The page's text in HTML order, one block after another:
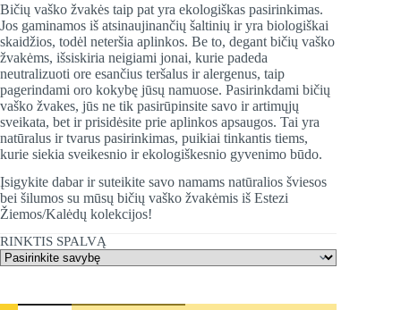
Bičių vaško žvakės taip pat yra ekologiškas pasirinkimas.
Jos gaminamos iš atsinaujinančių šaltinių ir yra biologiškai
skaidžios, todėl neteršia aplinkos. Be to, degant bičių vaško
žvakėms, išsiskiria neigiami jonai, kurie padeda
neutralizuoti ore esančius teršalus ir alergenus, taip
pagerindami oro kokybę jūsų namuose. Pasirinkdami bičių
vaško žvakes, jūs ne tik pasirūpinsite savo ir artimųjų
sveikata, bet ir prisidėsite prie aplinkos apsaugos. Tai yra
natūralus ir tvarus pasirinkimas, puikiai tinkantis tiems,
kurie siekia sveikesnio ir ekologiškesnio gyvenimo būdo​.
Įsigykite dabar ir suteikite savo namams natūralios šviesos
bei šilumos su mūsų bičių vaško žvakėmis iš Estezi
Žiemos/Kalėdų kolekcijos!
RINKTIS SPALVĄ